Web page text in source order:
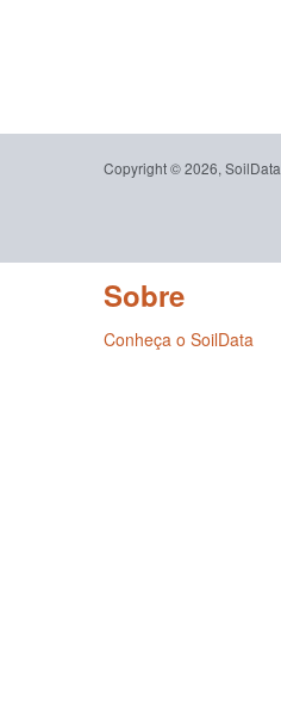
Copyright © 2026, SoilData
Sobre
Conheça o SoilData